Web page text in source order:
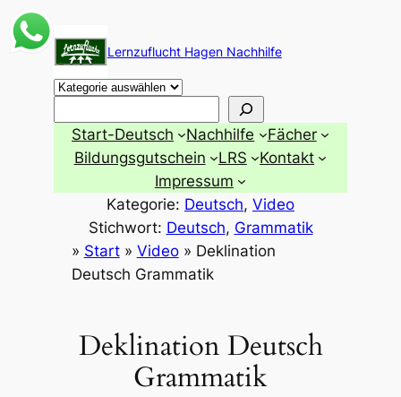
Zum
Inhalt
springen
Lernzuflucht Hagen Nachhilfe
Start-Deutsch Nachhilfe
Fächer
Bildungsgutschein
LRS
Kontakt
Impressum
Kategorie: Deutsch, Video
Stichwort: Deutsch, Grammatik
» Start» Video» Deklination
Deutsch Grammatik
Deklination Deutsch
Grammatik